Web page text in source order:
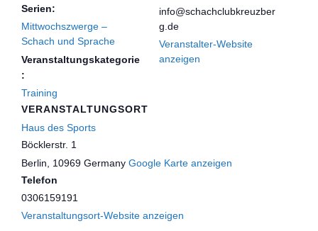
Serien:
Mittwochszwerge –
Schach und Sprache
Veranstaltungskategorie
:
Training
VERANSTALTUNGSORT
Haus des Sports
Böcklerstr. 1
Berlin
10969 Germany Google Karte anzeigen
Telefon
0306159191
Veranstaltungsort-Website anzeigen
info@schachclubkreuzber
g.de
Veranstalter-Website
anzeigen